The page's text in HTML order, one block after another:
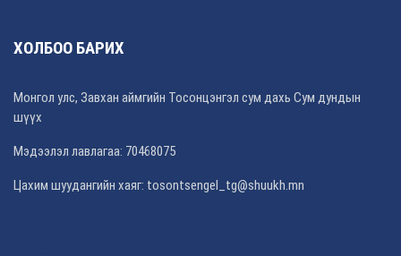
ХОЛБОО БАРИХ
Монгол улс, Завхан аймгийн Тосонцэнгэл сум дахь Сум дундын
шүүх
Мэдээлэл лавлагаа: 70468075
Цахим шуудангийн хаяг: tosontsengel_tg@shuukh.mn